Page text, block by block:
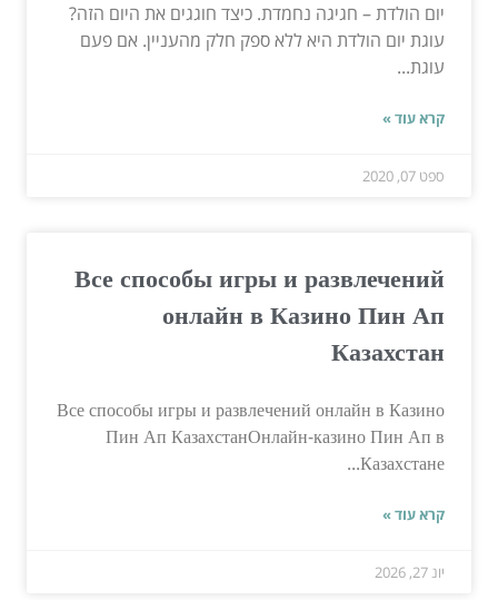
יום הולדת – חגיגה נחמדת. כיצד חוגגים את היום הזה?
עוגת יום הולדת היא ללא ספק חלק מהעניין. אם פעם
עוגת...
קרא עוד »
ספט 07, 2020
Все способы игры и развлечений
онлайн в Казино Пин Ап
Казахстан
Все способы игры и развлечений онлайн в Казино
Пин Ап КазахстанОнлайн-казино Пин Ап в
Казахстане...
קרא עוד »
יונ 27, 2026